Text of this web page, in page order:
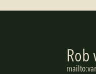
Rob
mailto:va